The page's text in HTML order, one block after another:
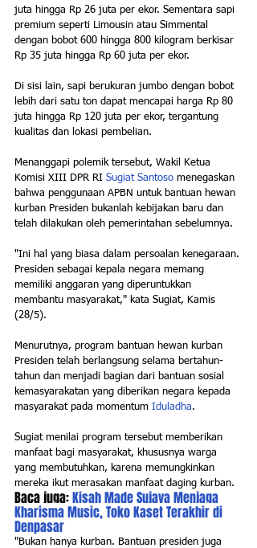
juta hingga Rp 26 juta per ekor. Sementara sapi
premium seperti Limousin atau Simmental
dengan bobot 600 hingga 800 kilogram berkisar
Rp 35 juta hingga Rp 60 juta per ekor.
Di sisi lain, sapi berukuran jumbo dengan bobot
lebih dari satu ton dapat mencapai harga Rp 80
juta hingga Rp 120 juta per ekor, tergantung
kualitas dan lokasi pembelian.
Menanggapi polemik tersebut, Wakil Ketua
Komisi XIII DPR RI Sugiat Santoso menegaskan
bahwa penggunaan APBN untuk bantuan hewan
kurban Presiden bukanlah kebijakan baru dan
telah dilakukan oleh pemerintahan sebelumnya.
"Ini hal yang biasa dalam persoalan kenegaraan.
Presiden sebagai kepala negara memang
memiliki anggaran yang diperuntukkan
membantu masyarakat," kata Sugiat, Kamis
(28/5).
Menurutnya, program bantuan hewan kurban
Presiden telah berlangsung selama bertahun-
tahun dan menjadi bagian dari bantuan sosial
kemasyarakatan yang diberikan negara kepada
masyarakat pada momentum Iduladha.
Sugiat menilai program tersebut memberikan
manfaat bagi masyarakat, khususnya warga
yang membutuhkan, karena memungkinkan
mereka ikut merasakan manfaat daging kurban.
Baca juga: Kisah Made Sujaya Menjaga
Kharisma Music, Toko Kaset Terakhir di
Denpasar
"Bukan hanya kurban. Bantuan presiden juga